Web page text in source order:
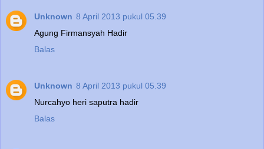
Unknown 8 April 2013 pukul 05.39
Agung Firmansyah Hadir
Balas
Unknown 8 April 2013 pukul 05.39
Nurcahyo heri saputra hadir
Balas